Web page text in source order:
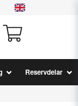
Reservdelar